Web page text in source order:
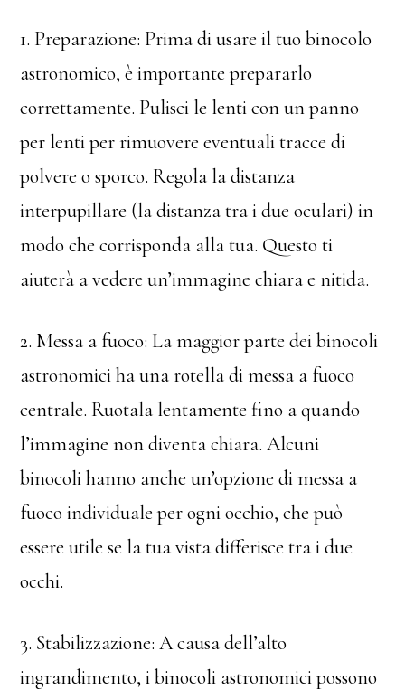
1. Preparazione: Prima di usare il tuo binocolo
astronomico, è importante prepararlo
correttamente. Pulisci le lenti con un panno
per lenti per rimuovere eventuali tracce di
polvere o sporco. Regola la distanza
interpupillare (la distanza tra i due oculari) in
modo che corrisponda alla tua. Questo ti
aiuterà a vedere un’immagine chiara e nitida.
2. Messa a fuoco: La maggior parte dei binocoli
astronomici ha una rotella di messa a fuoco
centrale. Ruotala lentamente fino a quando
l’immagine non diventa chiara. Alcuni
binocoli hanno anche un’opzione di messa a
fuoco individuale per ogni occhio, che può
essere utile se la tua vista differisce tra i due
occhi.
3. Stabilizzazione: A causa dell’alto
ingrandimento, i binocoli astronomici possono